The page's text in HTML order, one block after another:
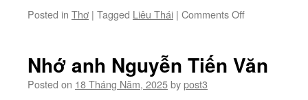
Posted in Thơ | Tagged Liêu Thái | Comments Offon
Nhớ anh Nguyễn Tiến Văn
Posted on 18 Tháng Năm, 2025bypost3